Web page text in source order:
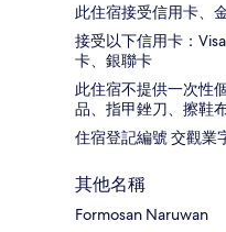
此住宿接受信用卡、
接受以下信用卡：
卡、銀聯卡
此住宿不提供一次性
品、指甲銼刀、擦鞋布
住宿登記編號 交觀業
其他名稱
Formosan Naruwan